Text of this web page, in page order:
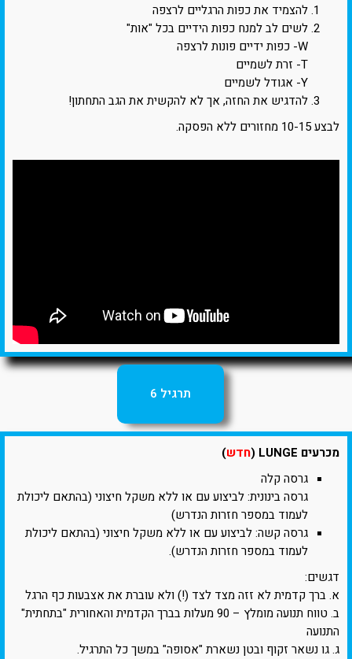
להצמיד את כפות הרגליים לרצפה
לשים לב למנח כפות הידיים בכל "אות"
W- כפות ידיים פונות לרצפה
T- זרת לשמיים
Y- אגודל לשמיים
להדגיש את החזה, אך לא להקשית את הגב התחתון!
לבצע 10-15 מחזורים ללא הפסקה.
תרגיל 6
מכרעים LUNGE ( חדש)
גרסה קלה
גרסה בינונית: לביצוע עם או ללא משקל חיצוני (בהתאם ליכולת
לעמוד במספר חזרות הנדרש)
גרסה קשה: לביצוע עם או ללא משקל חיצוני (בהתאם ליכולת
לעמוד במספר חזרות הנדרש).
דגשים:
א. ברך קדמית לא זזה מצד לצד (!) ולא עוברת את אצבעות כף הרגל
ב. טווח תנועה מומלץ – 90 מעלות בברך הקדמית והאחורית "בתחתית"
התנועה
ג. גו נשאר זקוף ובטן נשארת "אסופה" במשך כל התרגיל.